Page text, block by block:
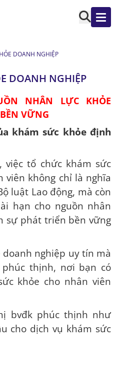
DOANH NGHIỆP
DOANH NGHIỆP
NHÂN LỰC KHỎE
VỮNG
khám sức khỏe định
việc tổ chức khám sức
viên không chỉ là nghĩa
luật Lao động, mà còn
hạn cho nguồn nhân
sự phát triển bền vững
nghiệp uy tín mà
thịnh, nơi bạn có
khỏe cho nhân viên
bvđk phúc thịnh như
cho dịch vụ khám sức